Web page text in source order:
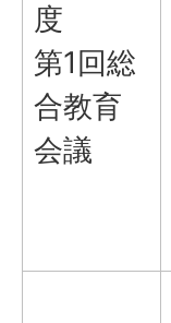
度
第1回総
合教育
会議